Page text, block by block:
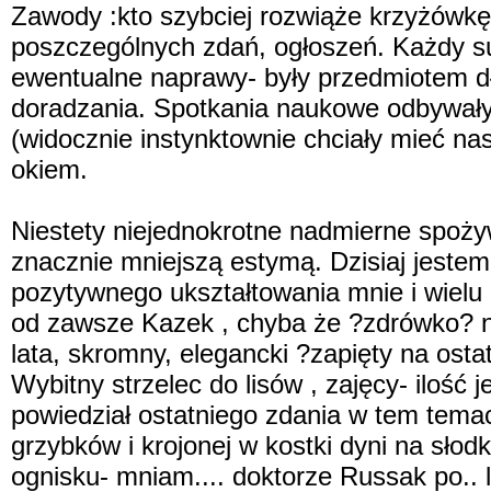
Zawody :kto szybciej rozwiąże
poszczególnych zdań, ogłoszeń. Każdy
ewentualne naprawy- były przedmiotem
doradzania. Spotkania naukowe
(widocznie instynktownie chciały mieć
okiem.
Niestety niejednokrotne nadmierne
znacznie mniejszą estymą. Dzisiaj
pozytywnego ukształtowania mnie i
od zawsze Kazek , chyba że ?zdrówko?
lata, skromny, elegancki ?zapięty na
Wybitny strzelec do lisów , zajęcy- ilość
powiedział ostatniego zdania w tem
grzybków i krojonej w kostki dyni na
ognisku- mniam.... doktorze Russak